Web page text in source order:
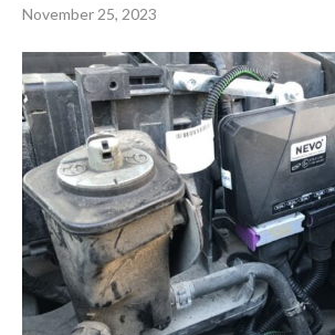
November 25, 2023